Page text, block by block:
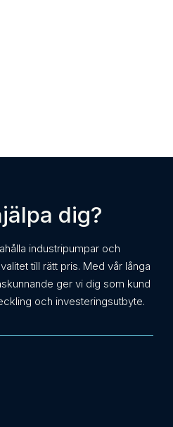
dig?
industripumpar och
till rätt pris. Med vår långa
ger vi dig som kund
och investeringsutbyte.